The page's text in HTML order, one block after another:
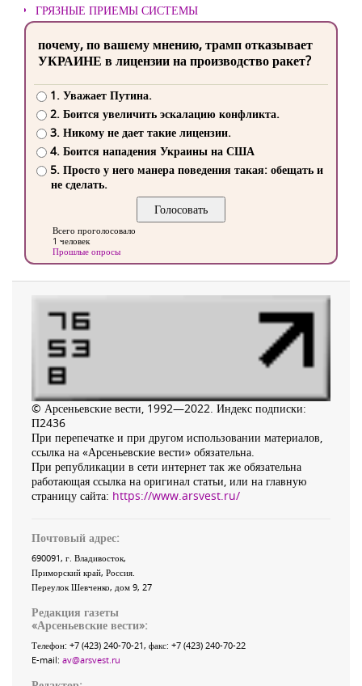
ГРЯЗНЫЕ ПРИЕМЫ СИСТЕМЫ
почему, по вашему мнению, трамп отказывает
УКРАИНЕ в лицензии на производство ракет?
1. Уважает Путина.
2. Боится увеличить эскалацию конфликта.
3. Никому не дает такие лицензии.
4. Боится нападения Украины на США
5. Просто у него манера поведения такая: обещать и
не сделать.
Всего проголосовало
1 человек
Прошлые опросы
© Арсеньевские вести, 1992—2022. Индекс подписки:
П2436
При перепечатке и при другом использовании материалов,
ссылка на «Арсеньевские вести» обязательна.
При републикации в сети интернет так же обязательна
работающая ссылка на оригинал статьи, или на главную
страницу сайта: https://www.arsvest.ru/
Почтовый адрес:
690091, г. Владивосток,
Приморский край, Россия
Переулок Шевченко, дом 9, 27
Редакция газеты
«Арсеньевские вести»:
Телефон: +7 (423) 240-70-21, факс: +7 (423) 240-70-22
E-mail: av@arsvest.ru